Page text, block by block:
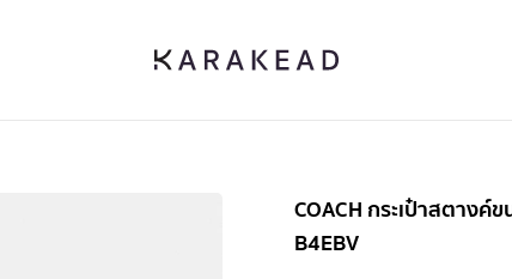
COACH กระเป๋าสตาง
B4EBV